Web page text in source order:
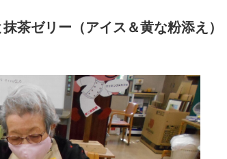
茶ゼリー（アイス＆黄な粉添え）